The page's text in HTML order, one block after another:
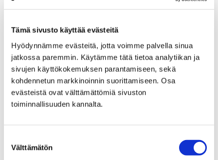
Tämä sivusto käyttää evästeitä
Hyödynnämme evästeitä, jotta voimme palvella sinua
jatkossa paremmin. Käytämme tätä tietoa analytiikan ja
sivujen käyttökokemuksen parantamiseen, sekä
kohdennetun markkinoinnin suorittamiseen. Osa
evästeistä ovat välttämättömiä sivuston
toiminnallisuuden kannalta.
valinta
Välttämätön
Porin Matin kunnostus
Porin Matin kunnostus - 6